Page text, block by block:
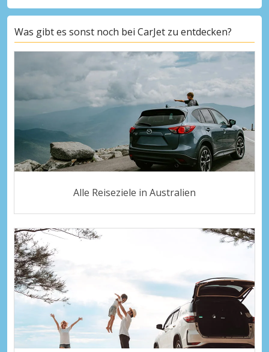
Was gibt es sonst noch bei CarJet zu entdecken?
Alle Reiseziele in Australien